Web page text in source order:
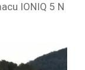
IONIQ 5 N